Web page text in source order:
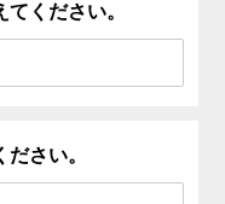
ください。
さい。